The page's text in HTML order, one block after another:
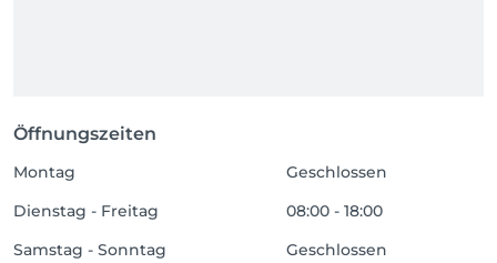
Öffnungszeiten
Montag
Geschlossen
Dienstag - Freitag
08:00 - 18:00
Samstag - Sonntag
Geschlossen